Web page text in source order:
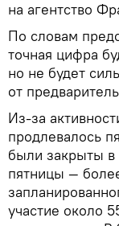
на агентство
По словам
точная цифра
но не будет
от
Из-за
продлевалось
были закрыты в
пятницы —
участие около